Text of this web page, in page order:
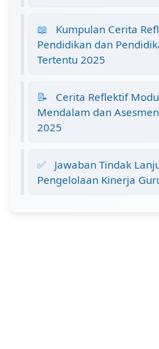
📖
Kumpulan Cerita
Pendidikan dan
Tertentu 2025
📝
Cerita Reflektif
Mendalam dan
2025
✅
Jawaban Tindak
Pengelolaan Kinerja